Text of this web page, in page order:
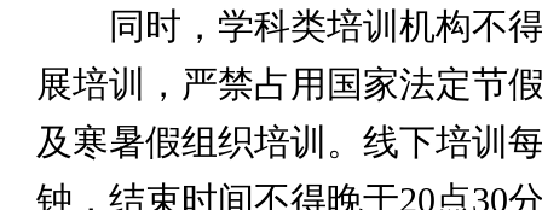
同时，学科类培训机构不得
展培训，严禁占用国家法定节
及寒暑假组织培训。线下培训
钟，结束时间不得晚于20点30